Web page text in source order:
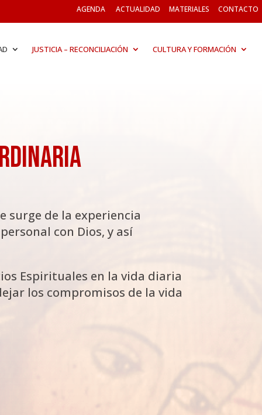
AGENDA ACTUALIDAD MATERIALES CONTACTO
JUSTICIA – RECONCILIACIÓN CULTURA Y FORMACIÓN
surge de la experiencia
con Dios, y así
Espirituales en la vida diaria
los compromisos de la vida